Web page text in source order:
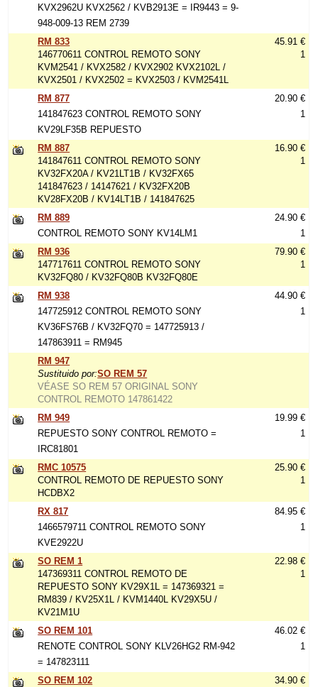
KVX2962U KVX2562 / KVB2913E = IR9443 = 9-
948-009-13 REM 2739
RM 833
146770611 CONTROL REMOTO SONY
KVM2541 / KVX2582 / KVX2902 KVX2102L /
KVX2501 / KVX2502 = KVX2503 / KVM2541L
45.91 €
1
RM 877
141847623 CONTROL REMOTO SONY
KV29LF35B REPUESTO
20.90 €
1
RM 887
141847611 CONTROL REMOTO SONY
KV32FX20A / KV21LT1B / KV32FX65
141847623 / 14147621 / KV32FX20B
KV28FX20B / KV14LT1B / 141847625
16.90 €
1
RM 889
CONTROL REMOTO SONY KV14LM1
24.90 €
1
RM 936
147717611 CONTROL REMOTO SONY
KV32FQ80 / KV32FQ80B KV32FQ80E
79.90 €
1
RM 938
147725912 CONTROL REMOTO SONY
KV36FS76B / KV32FQ70 = 147725913 /
147863911 = RM945
44.90 €
1
RM 947
Sustituido por:SO REM 57
VÉASE SO REM 57 ORIGINAL SONY
CONTROL REMOTO 147861422
RM 949
REPUESTO SONY CONTROL REMOTO =
IRC81801
19.99 €
1
RMC 10575
CONTROL REMOTO DE REPUESTO SONY
HCDBX2
25.90 €
1
RX 817
1466579711 CONTROL REMOTO SONY
KVE2922U
84.95 €
1
SO REM 1
147369311 CONTROL REMOTO DE
REPUESTO SONY KV29X1L = 147369321 =
RM839 / KV25X1L / KVM1440L KV29X5U /
KV21M1U
22.98 €
1
SO REM 101
RENOTE CONTROL SONY KLV26HG2 RM-942
= 147823111
46.02 €
1
SO REM 102
34.90 €